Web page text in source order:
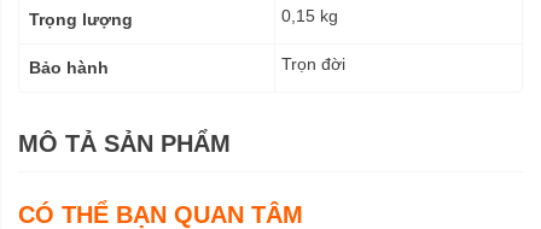
Trọng lượng 0,15 kg
Bảo hành Trọn đời
MÔ TẢ SẢN PHẨM
CÓ THỂ BẠN QUAN TÂM